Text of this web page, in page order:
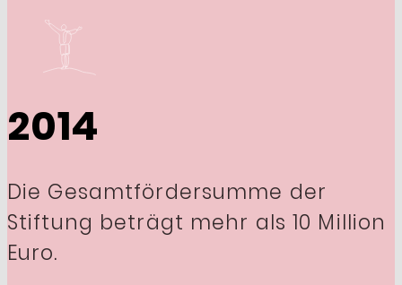
2014
Die Gesamtfördersumme der
Stiftung beträgt mehr als 10 Million
Euro.